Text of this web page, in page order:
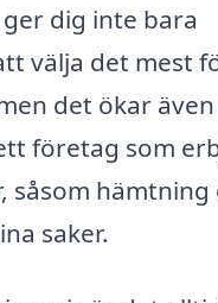
dig inte bara
välja det mest
det ökar
företag som
såsom hämtning
saker.